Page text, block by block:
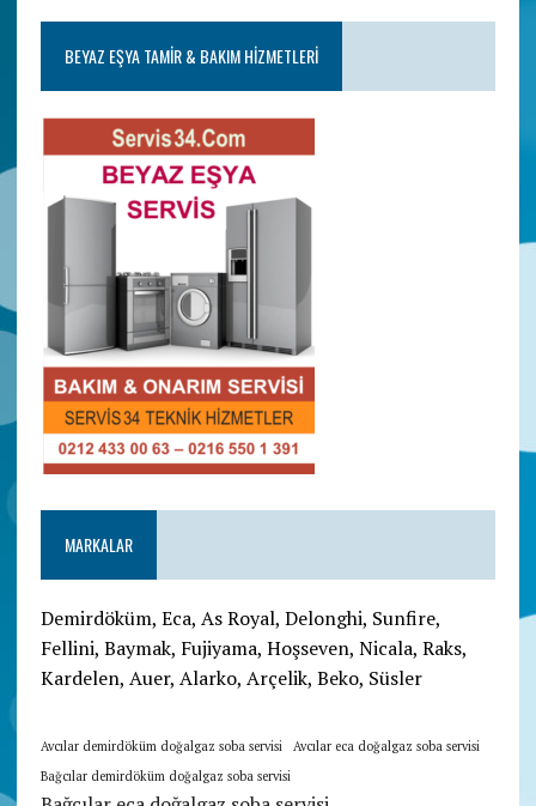
BEYAZ EŞYA TAMIR & BAKIM HIZMETLERI
MARKALAR
Demirdöküm, Eca, As Royal, Delonghi, Sunfire,
Fellini, Baymak, Fujiyama, Hoşseven, Nicala, Raks,
Kardelen, Auer, Alarko, Arçelik, Beko, Süsler
Avcılar demirdöküm doğalgaz soba servisi
Avcılar eca doğalgaz soba servisi
Bağcılar demirdöküm doğalgaz soba servisi